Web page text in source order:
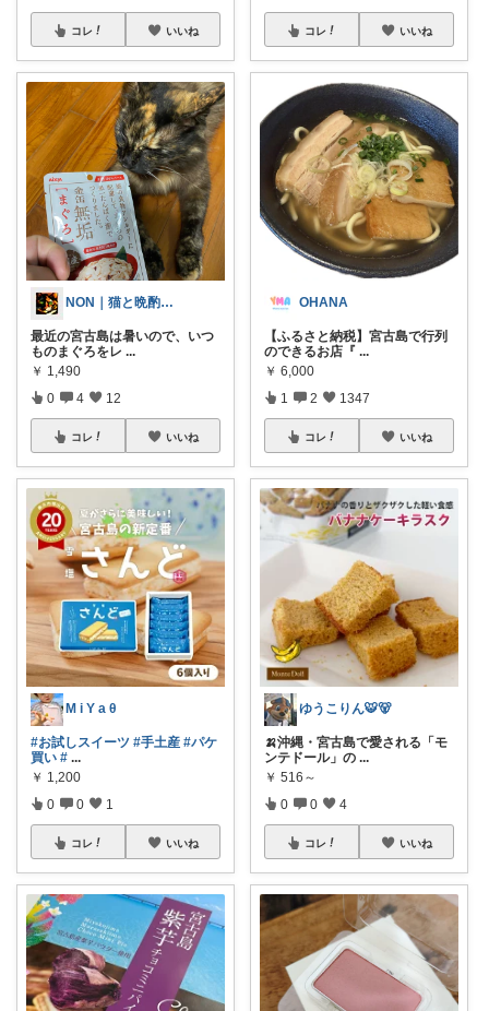
コレ いいね
NON｜猫と晩酌する料理人
最近の宮古島は暑いので、いつ
ものまぐろをレ ...
￥ 1,490
0 4 12
コレ いいね
M i Y a θ
#お試しスイーツ #手土産 #パケ
買い # ...
￥ 1,200
0 0 1
コレ いいね
コレ いいね
OHANA
【ふるさと納税】宮古島で行列
のできるお店『 ...
￥ 6,000
1 2 1347
コレ いいね
ゆうこりん🐯🐻
🍌沖縄・宮古島で愛される「モ
ンテドール」の ...
￥ 516～
0 0 4
コレ いいね